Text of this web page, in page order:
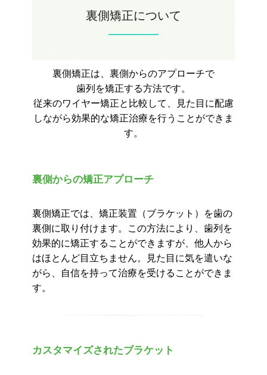
裏側矯正について
裏側矯正は、裏側からのアプローチで
歯列を矯正する方法です。
従来のワイヤー矯正と比較して、見た目に配慮
しながら効果的な矯正治療を行うことができま
す。
裏側からの矯正アプローチ
裏側矯正では、矯正装置（ブラケット）を歯の
裏側に取り付けます。この方法により、歯列を
効果的に矯正することができますが、他人から
はほとんど目立ちません。見た目に気を遣いな
がら、自信を持って治療を受けることができま
す。
カスタマイズされたブラケット